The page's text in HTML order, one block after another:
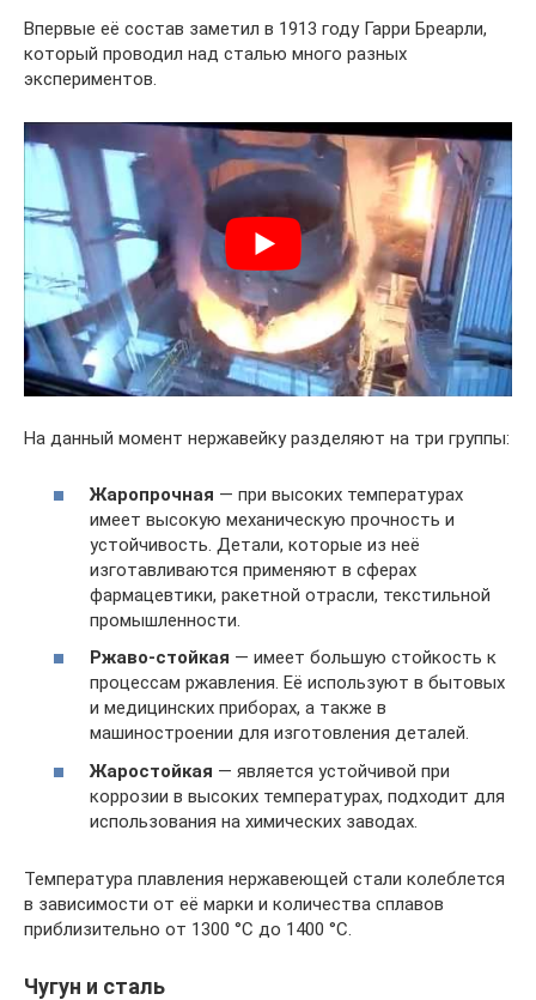
Впервые её состав заметил в 1913 году Гарри Бреарли,
который проводил над сталью много разных
экспериментов.
На данный момент нержавейку разделяют на три группы:
Жаропрочная — при высоких температурах
имеет высокую механическую прочность и
устойчивость. Детали, которые из неё
изготавливаются применяют в сферах
фармацевтики, ракетной отрасли, текстильной
промышленности.
Ржаво-стойкая — имеет большую стойкость к
процессам ржавления. Её используют в бытовых
и медицинских приборах, а также в
машиностроении для изготовления деталей.
Жаростойкая — является устойчивой при
коррозии в высоких температурах, подходит для
использования на химических заводах.
Температура плавления нержавеющей стали колеблется
в зависимости от её марки и количества сплавов
приблизительно от 1300 °C до 1400 °C.
Чугун и сталь